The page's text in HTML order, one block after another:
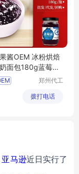
酱OEM 冰粉烘焙
面包180g蓝莓酱
定制
郑州代工
技有限公
拨打电话
亚马逊近日实行了